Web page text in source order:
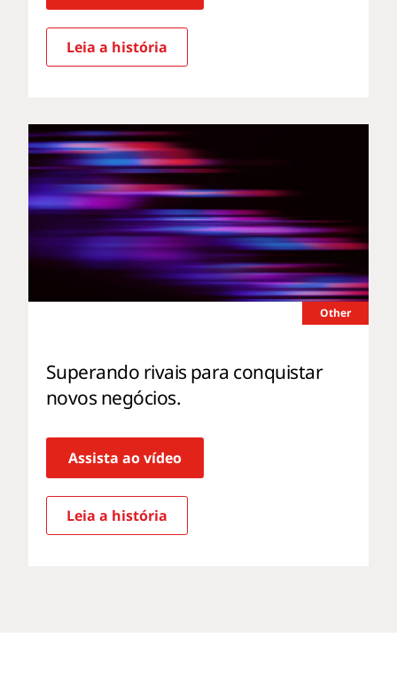
Leia a história
Other
Superando rivais para conquistar
novos negócios.
Assista ao vídeo
Leia a história